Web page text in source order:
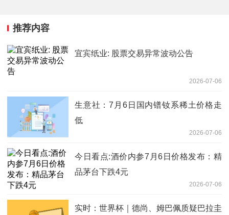
推荐内容
宜宾纸业: 股票交易异常波动公告
2026-07-06
生意社：7月6日国内镨钕系稀土价格走
低
2026-07-06
今日看点:酒价内参7月6日价格发布：精
品茅台下跌4元
2026-07-06
实时：世界杯｜德尚、姆巴佩质疑巴拉圭